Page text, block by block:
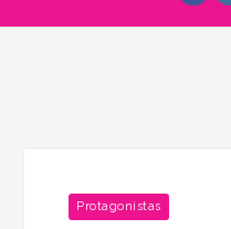
Protagonistas